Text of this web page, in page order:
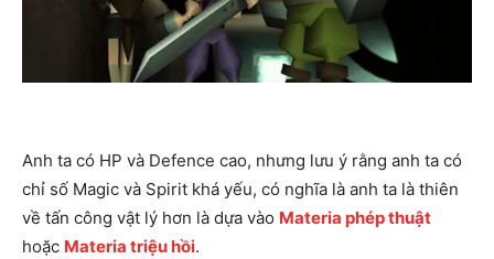
Anh ta có HP và Defence cao, nhưng lưu ý rằng anh ta có
chỉ số Magic và Spirit khá yếu, có nghĩa là anh ta là thiên
về tấn công vật lý hơn là dựa vào Materia phép thuật
hoặc Materia triệu hồi.